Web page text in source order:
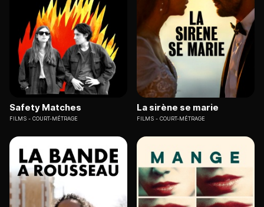
Safety Matches
FILMS COURT-MÉTRAGE
La sirène se marie
FILMS COURT-MÉTRAGE